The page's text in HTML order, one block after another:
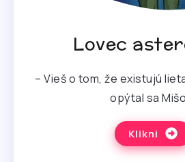
Lovec
– Vieš o tom, že existujú
opýtal sa
Klikni